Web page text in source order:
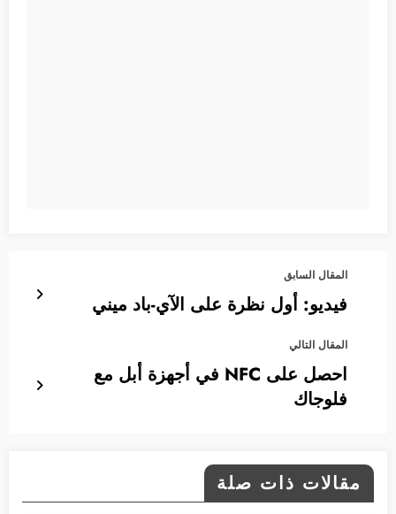
المقال السابق
فيديو: أول نظرة على الآي-باد ميني
المقال التالي
احصل على NFC في أجهزة أبل مع
فلوجاك
مقالات ذات صلة